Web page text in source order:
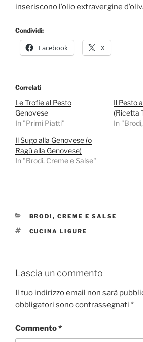
inseriscono l’olio extravergine
Condividi:
Facebook X
Correlati
Le Trofie al Pesto
Genovese
In "Primi Piatti"
Il Pesto
(Ricetta
In
Il Sugo alla Genovese (o
Ragù alla Genovese)
In "Brodi, Creme e Salse"
CATEGORIE
BRODI, CREME E SALSE
TAG
CUCINA LIGURE
Lascia un commento
Il tuo indirizzo email non sarà
obbligatori sono contrassegnati *
Commento*